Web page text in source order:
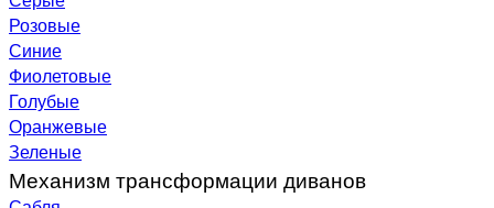
Розовые
Синие
Фиолетовые
Голубые
Оранжевые
Зеленые
Механизм трансформации диванов